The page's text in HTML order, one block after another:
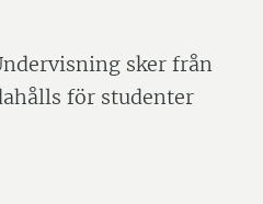
sker från
för studenter